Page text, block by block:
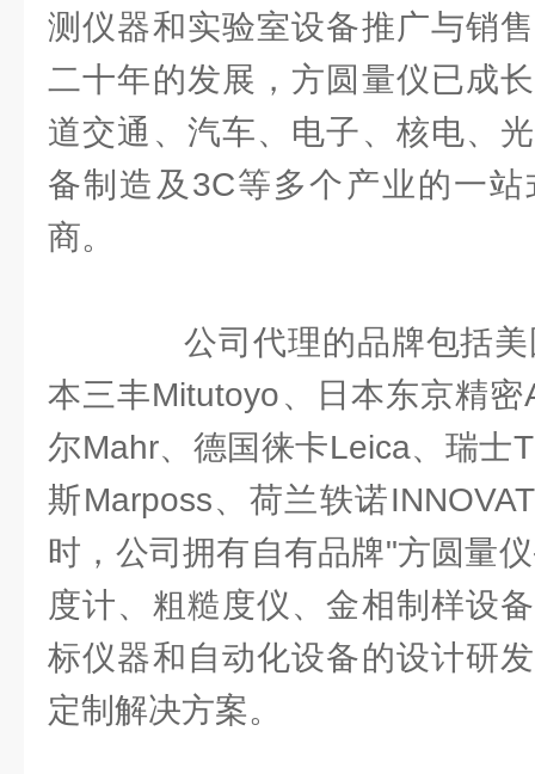
测仪器和实验室设备推广与销
二十年的发展，方圆量仪已成
道交通、汽车、电子、核电、
备制造及3C等多个产业的一
商。
公司代理的品牌包括美
本三丰Mitutoyo、日本东京精密
尔Mahr、德国徕卡Leica、瑞士
斯Marposs、荷兰轶诺
时，公司拥有自有品牌"方圆量
度计、粗糙度仪、金相制样设
标仪器和自动化设备的设计研
定制解决方案。